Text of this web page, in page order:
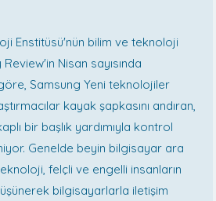
Enstitüsü'nün bilim ve teknoloji
Nisan sayısında
Samsung Yeni teknolojiler
kayak şapkasını andıran,
bir başlık yardımıyla kontrol
Genelde beyin bilgisayar ara
felçli ve engelli insanların
bilgisayarlarla iletişim